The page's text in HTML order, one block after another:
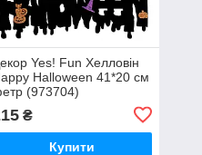
Yes! Fun Хелловін
Halloween 41*20 см
(973704)
₴
Купити